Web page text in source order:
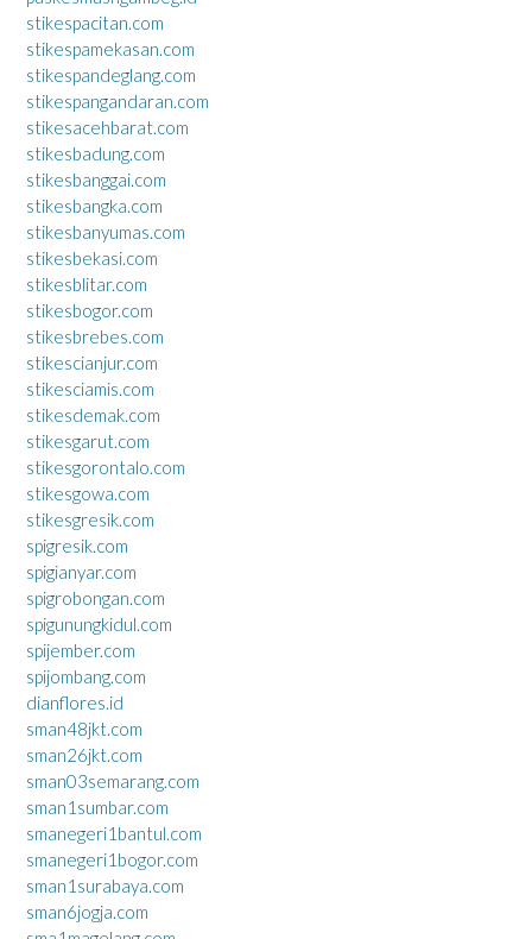
stikespacitan.com
stikespamekasan.com
stikespandeglang.com
stikespangandaran.com
stikesacehbarat.com
stikesbadung.com
stikesbanggai.com
stikesbangka.com
stikesbanyumas.com
stikesbekasi.com
stikesblitar.com
stikesbogor.com
stikesbrebes.com
stikescianjur.com
stikesciamis.com
stikesdemak.com
stikesgarut.com
stikesgorontalo.com
stikesgowa.com
stikesgresik.com
spigresik.com
spigianyar.com
spigrobongan.com
spigunungkidul.com
spijember.com
spijombang.com
dianflores.id
sman48jkt.com
sman26jkt.com
sman03semarang.com
sman1sumbar.com
smanegeri1bantul.com
smanegeri1bogor.com
sman1surabaya.com
sman6jogja.com